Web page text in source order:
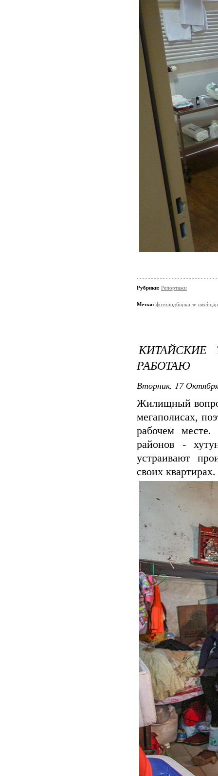
Рубрики: Репортажи
Метки: фотоподборки
РАБОТАЮ
Вторник, 17
Жилищный
мегаполисах,
рабочем месте.
районов -
устраивают
своих